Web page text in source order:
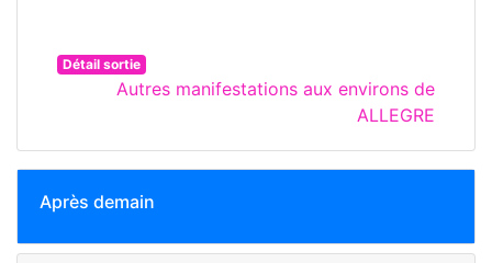
Détail sortie
Autres manifestations aux environs de
ALLEGRE
Après demain